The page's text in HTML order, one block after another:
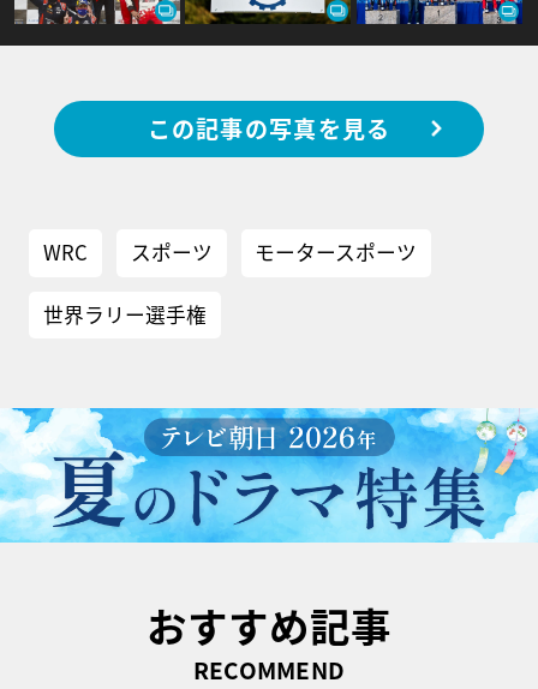
この記事の写真を見る
WRC スポーツ モータースポーツ
世界ラリー選手権
おすすめ記事
RECOMMEND